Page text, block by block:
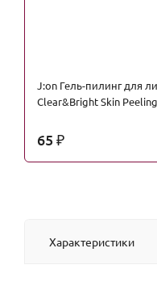
J:on Гель-пилинг для
Clear&Bright Skin
65 ₽
Характеристики